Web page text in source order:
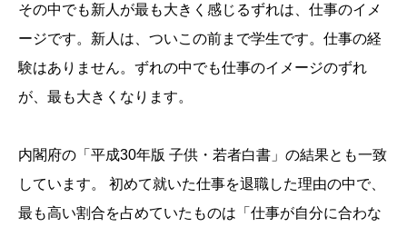
その中でも新人が最も大きく感じるずれは、仕事のイメ
ージです。新人は、ついこの前まで学生です。仕事の経
験はありません。ずれの中でも仕事のイメージのずれ
が、最も大きくなります。
内閣府の「平成30年版 子供・若者白書」の結果とも一致
しています。 初めて就いた仕事を退職した理由の中で、
最も高い割合を占めていたものは「仕事が自分に合わな